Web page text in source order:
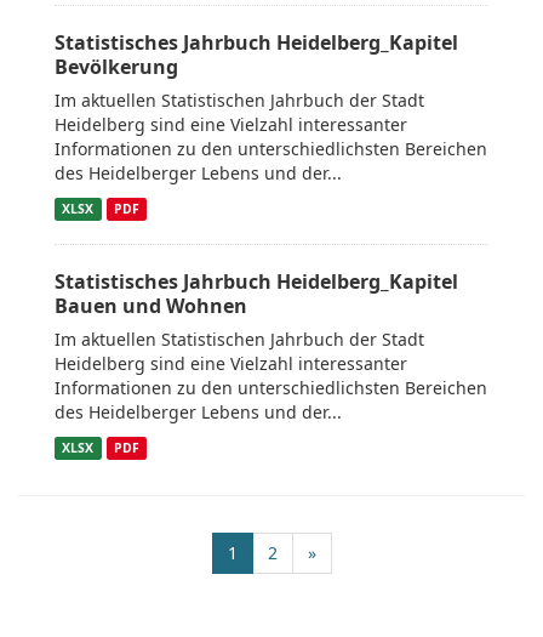
Statistisches Jahrbuch Heidelberg_Kapitel
Bevölkerung
Im aktuellen Statistischen Jahrbuch der Stadt
Heidelberg sind eine Vielzahl interessanter
Informationen zu den unterschiedlichsten Bereichen
des Heidelberger Lebens und der...
XLSX PDF
Statistisches Jahrbuch Heidelberg_Kapitel
Bauen und Wohnen
Im aktuellen Statistischen Jahrbuch der Stadt
Heidelberg sind eine Vielzahl interessanter
Informationen zu den unterschiedlichsten Bereichen
des Heidelberger Lebens und der...
XLSX PDF
1 2 »